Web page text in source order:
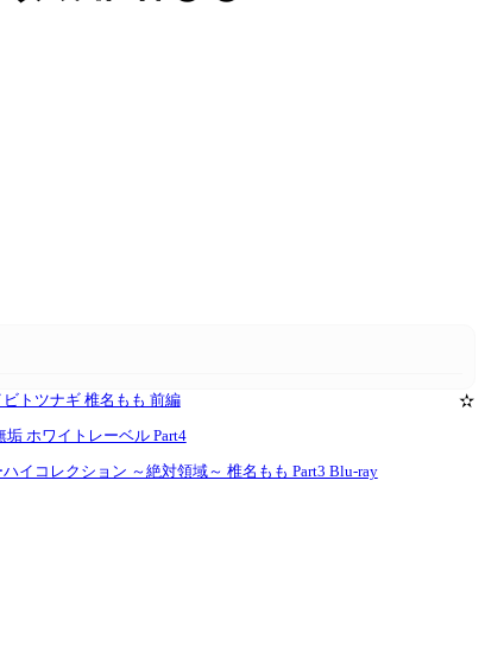
トツナギ 椎名もも 前編
ホワイトレーベル Part4
イコレクション ～絶対領域～ 椎名もも Part3 Blu-ray
✫